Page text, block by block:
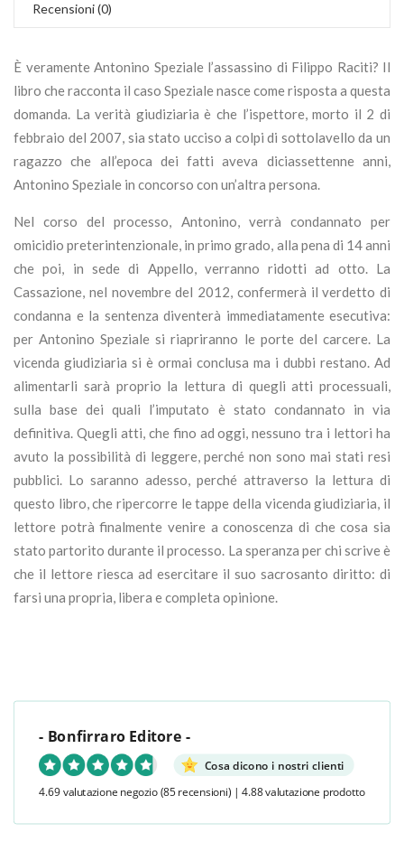
Recensioni (0)
È veramente Antonino Speziale l’assassino di Filippo Raciti? Il
libro che racconta il caso Speziale nasce come risposta a questa
domanda. La verità giudiziaria è che l’ispettore, morto il 2 di
febbraio del 2007, sia stato ucciso a colpi di sottolavello da un
ragazzo che all’epoca dei fatti aveva diciassettenne anni,
Antonino Speziale in concorso con un’altra persona.
Nel corso del processo, Antonino, verrà condannato per
omicidio preterintenzionale, in primo grado, alla pena di 14 anni
che poi, in sede di Appello, verranno ridotti ad otto. La
Cassazione, nel novembre del 2012, confermerà il verdetto di
condanna e la sentenza diventerà immediatamente esecutiva:
per Antonino Speziale si riapriranno le porte del carcere. La
vicenda giudiziaria si è ormai conclusa ma i dubbi restano. Ad
alimentarli sarà proprio la lettura di quegli atti processuali,
sulla base dei quali l’imputato è stato condannato in via
definitiva. Quegli atti, che fino ad oggi, nessuno tra i lettori ha
avuto la possibilità di leggere, perché non sono mai stati resi
pubblici. Lo saranno adesso, perché attraverso la lettura di
questo libro, che ripercorre le tappe della vicenda giudiziaria, il
lettore potrà finalmente venire a conoscenza di che cosa sia
stato partorito durante il processo. La speranza per chi scrive è
che il lettore riesca ad esercitare il suo sacrosanto diritto: di
farsi una propria, libera e completa opinione.
- Bonfirraro Editore -
Cosa dicono i nostri clienti
4.69 valutazione negozio (85 recensioni) | 4.88 valutazione prodotto